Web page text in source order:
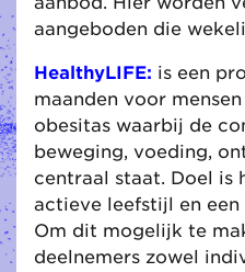
aangeboden die
HealthyLIFE: is een
maanden voor
obesitas waarbij de
beweging, voeding,
centraal staat. Doel is
actieve leefstijl en
Om dit mogelijk te
deelnemers zowel